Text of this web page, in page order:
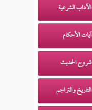
الآداب الشرعية
آيات الأحكام
شروح الحديث
التاريخ والتراجم